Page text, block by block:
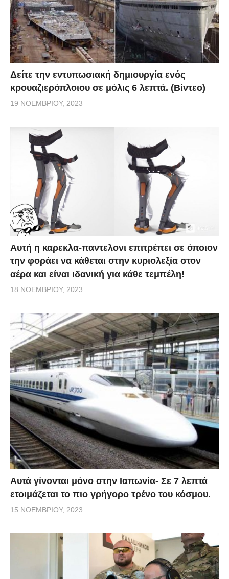
Δείτε την εντυπωσιακή δημιουργία ενός
κρουαζιερόπλοιου σε μόλις 6 λεπτά. (Βίντεο)
19 ΝΟΕΜΒΡΊΟΥ, 2023
Αυτή η καρεκλα-παντελονι επιτρέπει σε όποιον
την φοράει να κάθεται στην κυριολεξία στον
αέρα και είναι ιδανική για κάθε τεμπέλη!
18 ΝΟΕΜΒΡΊΟΥ, 2023
Αυτά γίνονται μόνο στην Ιαπωνία- Σε 7 λεπτά
ετοιμάζεται το πιο γρήγορο τρένο του κόσμου.
15 ΝΟΕΜΒΡΊΟΥ, 2023